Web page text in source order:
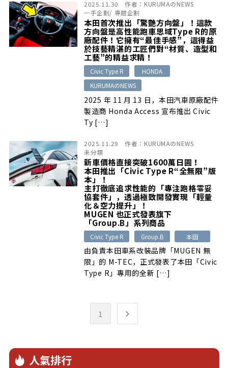
2025.11.30 作者： KURUMAのNEWS
一手企劃/ 專題企劃
本田首次推出「驚艷方向盤」！這款
方向盤是高性能跑車思域Type R的原
廠配件！它擁有“最佳手感”，這得益
於技藝精湛的工匠們對“材質、造型和
工藝”的精益求精！
Civic Type R
HONDA
KURUMAのNEWS
2025 年 11 月 13 日，本田汽車原廠配件
製造商 Honda Access 宣布推出 Civic
Ty […]
2025.11.29 作者： KURUMAのNEWS
未分類
新車價格直接突破1600萬日圓！
本田推出「Civic Type R“全無限”版
本」！
主打徹底追求性能的「專注跑格零妥
協套件」，透過極致開發實現「輕量
化＆空力提升」！
MUGEN 也正式發表旗下
「Group.B」系列商品
Civic Type R Group.B 本田
由負責本田車系改裝品牌「MUGEN 無
限」的 M-TEC，正式發表了本田「Civic
Type R」專用的全新 […]
1
人氣排行